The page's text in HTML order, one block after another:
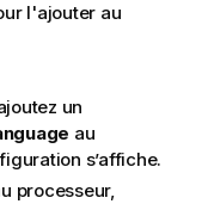
l'ajouter au
un
au
s’affiche.
processeur,